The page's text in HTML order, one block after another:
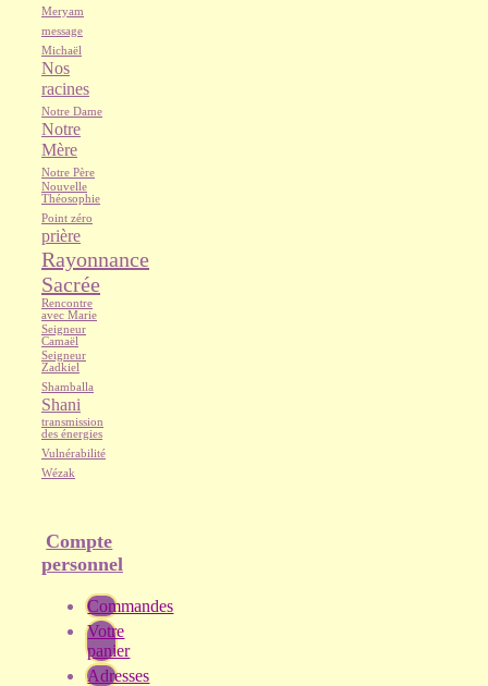
Meryam
message
Michaël
Nos
racines
Notre Dame
Notre
Mère
Notre Père
Nouvelle
Théosophie
Point zéro
prière
Rayonnance
Sacrée
Rencontre
avec Marie
Seigneur
Camaël
Seigneur
Zadkiel
Shamballa
Shani
transmission
des énergies
Vulnérabilité
Wézak
Compte
personnel
Commandes
Votre
panier
Adresses